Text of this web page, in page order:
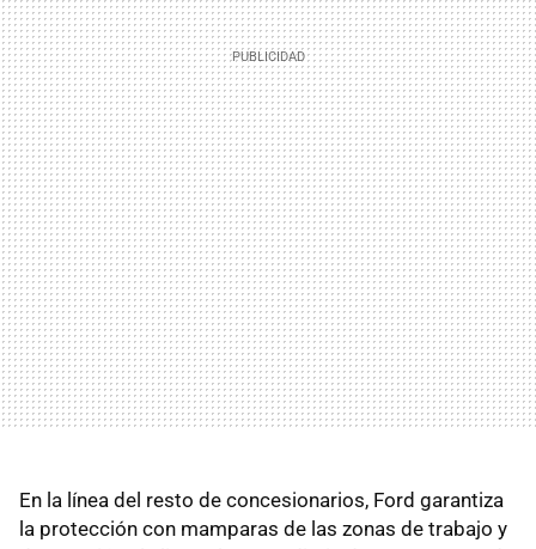
En la línea del resto de concesionarios, Ford garantiza
la protección con mamparas de las zonas de trabajo y